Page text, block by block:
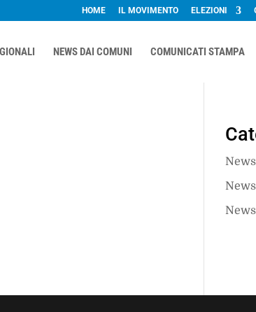
HOME IL MOVIMENTO ELEZIONI
NEWS DAI COMUNI COMUNICATI STAMPA